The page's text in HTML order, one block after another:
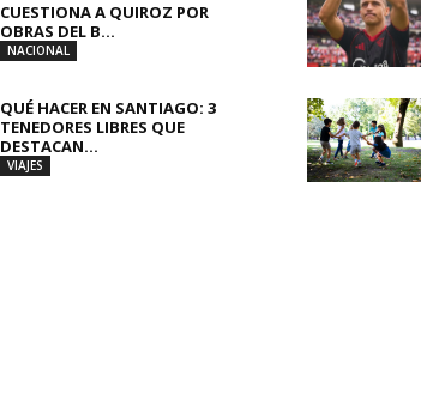
CUESTIONA A QUIROZ POR
OBRAS DEL B...
NACIONAL
QUÉ HACER EN SANTIAGO: 3
TENEDORES LIBRES QUE
DESTACAN...
VIAJES